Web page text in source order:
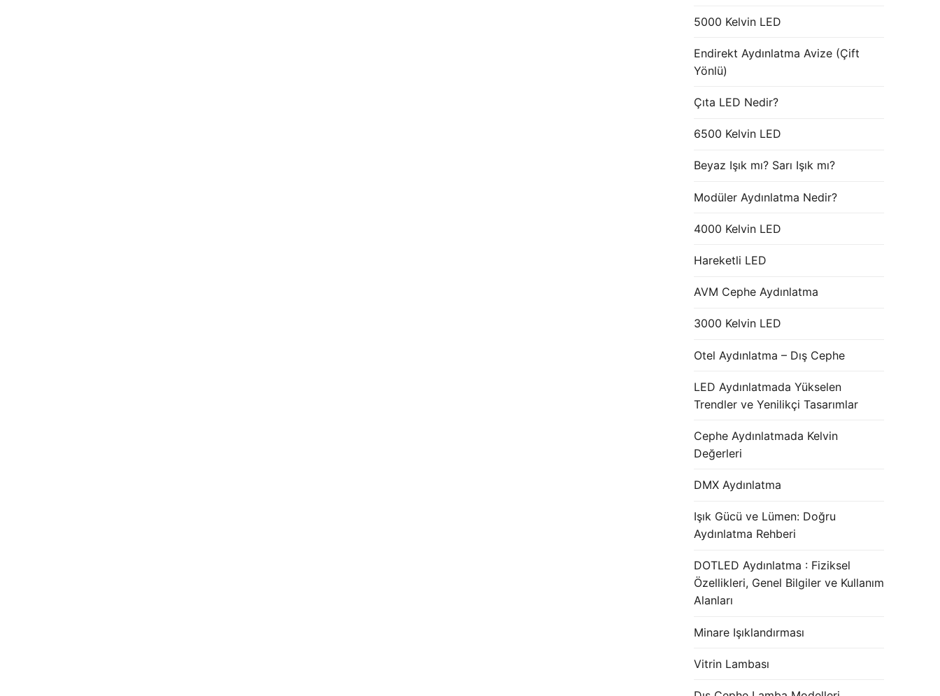
5000 Kelvin LED
Endirekt Aydınlatma Avize (Çift
Yönlü)
Çıta LED Nedir?
6500 Kelvin LED
Beyaz Işık mı? Sarı Işık mı?
Modüler Aydınlatma Nedir?
4000 Kelvin LED
Hareketli LED
AVM Cephe Aydınlatma
3000 Kelvin LED
Otel Aydınlatma – Dış Cephe
LED Aydınlatmada Yükselen
Trendler ve Yenilikçi Tasarımlar
Cephe Aydınlatmada Kelvin
Değerleri
DMX Aydınlatma
Işık Gücü ve Lümen: Doğru
Aydınlatma Rehberi
DOTLED Aydınlatma : Fiziksel
Özellikleri, Genel Bilgiler ve Kullanım
Alanları
Minare Işıklandırması
Vitrin Lambası